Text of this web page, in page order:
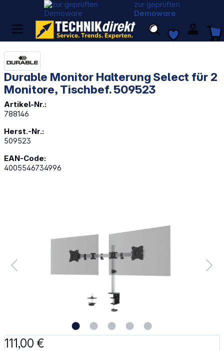
zur geprüften
Demoware
Durable Monitor Halterung Select für 2
Monitore, Tischbef. 509523
Artikel-Nr.:
788146
Herst.-Nr.:
509523
EAN-Code:
4005546734996
111,00 €